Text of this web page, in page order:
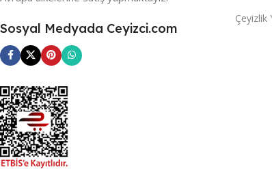
Sosyal Medyada Ceyizci.com
Çeyizlik